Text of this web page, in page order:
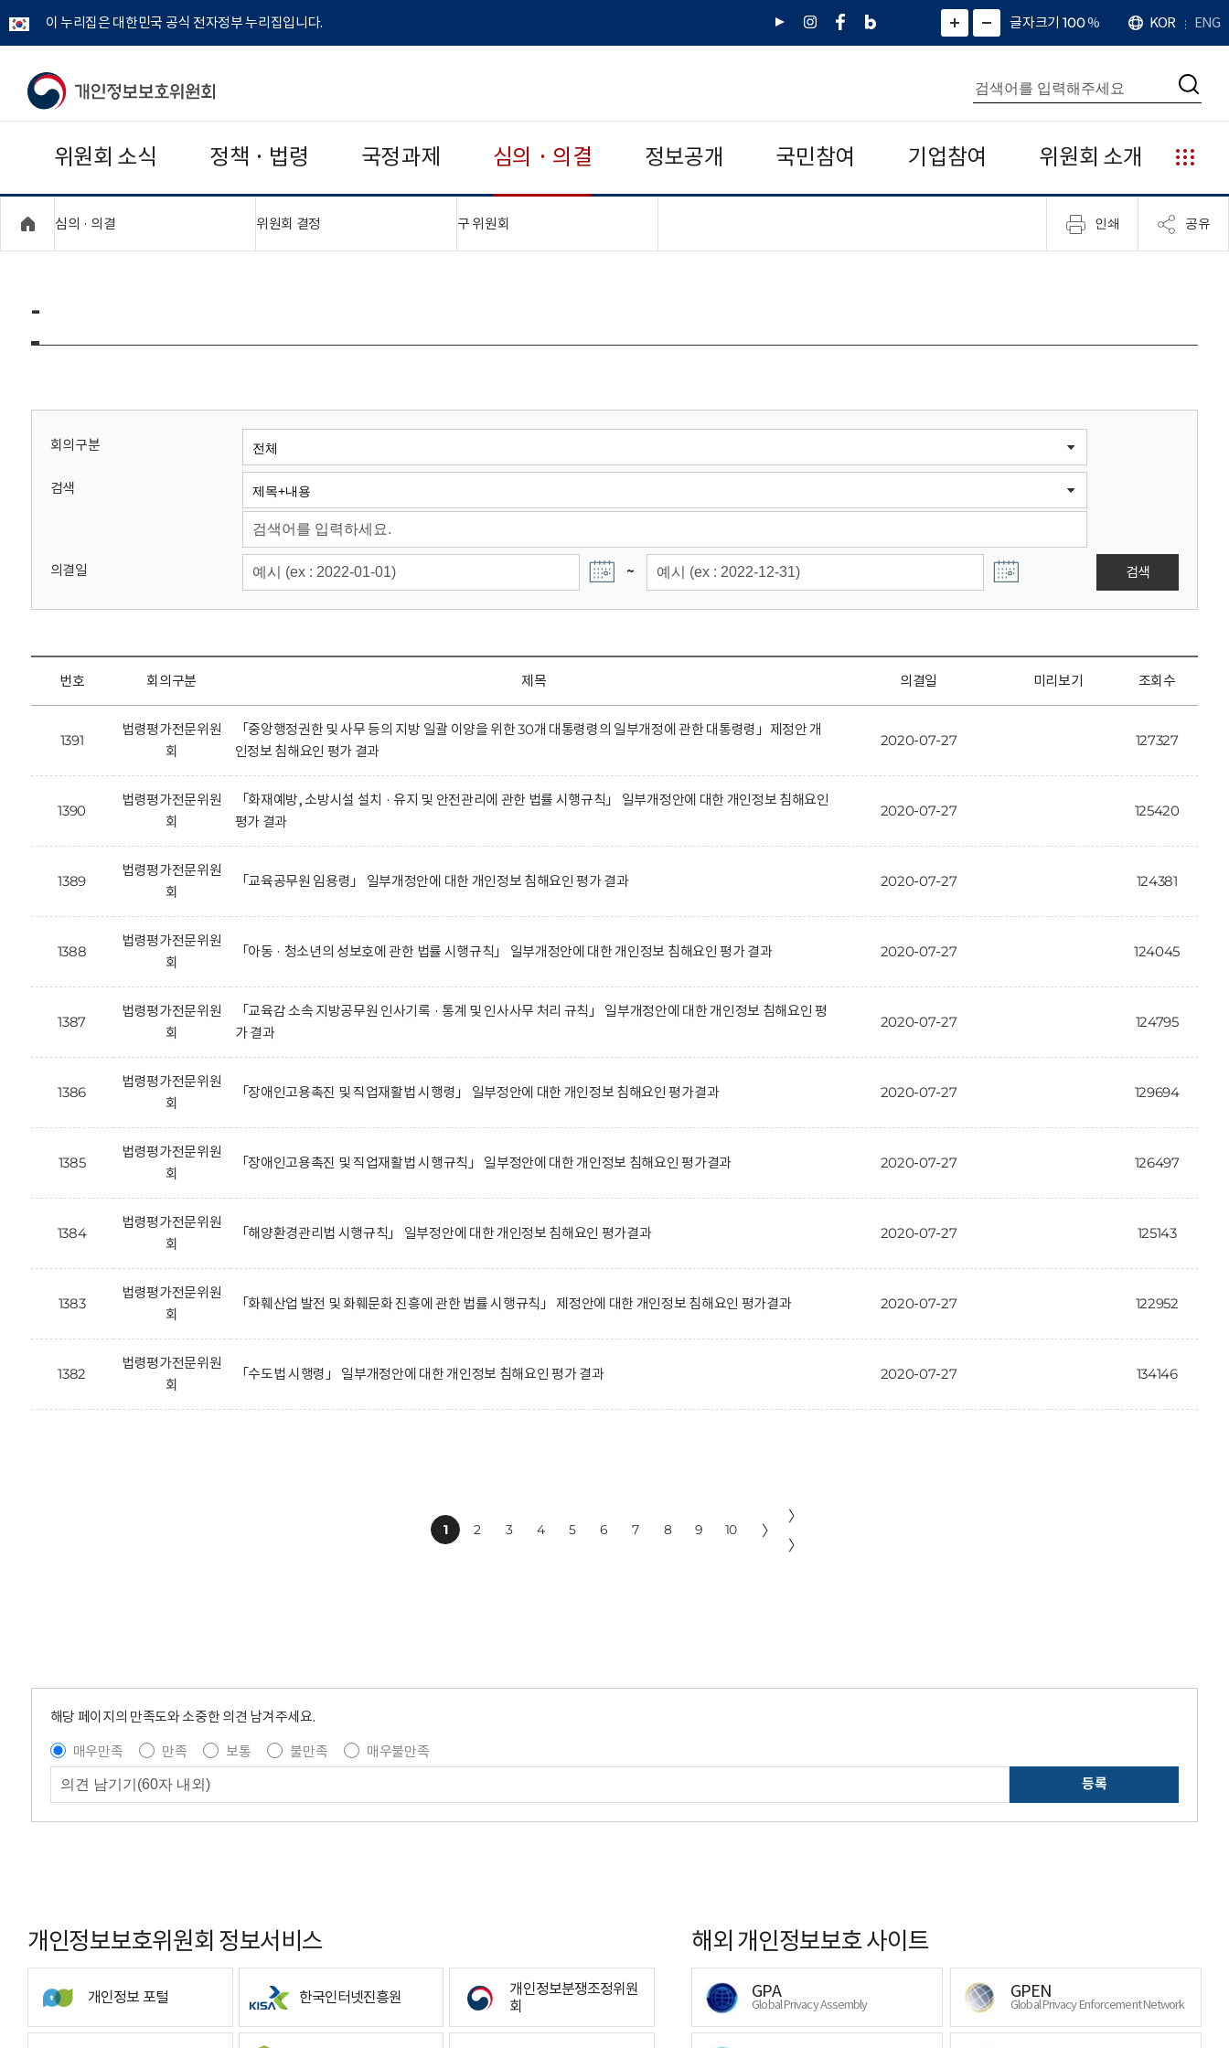
이 누리집은 대한민국 공식 전자정부 누리집입니다.
유
인
페
네
그
)
화
면
면
소
확
대
치
글자크기 100%
언
어
KOR ENG
개
보
보
위
회
통
합
검
색
검
위원회 소식 정책 · 법령 국정과제 심의 · 의결 정보공개 국민참여 기업참여 위원회 소개
누
리
집
안
심의 · 의결 위원회 결정 구 위원회 인쇄 공유
-
회의구분
검색
의결일 ~ 검색
번호 회의구분 제목 의결일 미리보기 조회수
1391
법령평가전문위원
회
「중앙행정권한 및 사무 등의 지방 일괄 이양을 위한 30개 대통령령의 일부개정에 관한 대통령령」제정안 개
인정보 침해요인 평가 결과
2020-07-27 127327
1390
법령평가전문위원
회
「화재예방, 소방시설 설치 · 유지 및 안전관리에 관한 법률 시행규칙」 일부개정안에 대한 개인정보 침해요인
평가 결과
2020-07-27 125420
1389
법령평가전문위원
회
「교육공무원 임용령」 일부개정안에 대한 개인정보 침해요인 평가 결과 2020-07-27 124381
1388
법령평가전문위원
회
「아동 · 청소년의 성보호에 관한 법률 시행규칙」 일부개정안에 대한 개인정보 침해요인 평가 결과 2020-07-27 124045
1387
법령평가전문위원
회
「교육감 소속 지방공무원 인사기록 · 통계 및 인사사무 처리 규칙」 일부개정안에 대한 개인정보 침해요인 평
가 결과
2020-07-27 124795
1386
법령평가전문위원
회
「장애인고용촉진 및 직업재활법 시행령」 일부정안에 대한 개인정보 침해요인 평가결과 2020-07-27 129694
1385
법령평가전문위원
회
「장애인고용촉진 및 직업재활법 시행규칙」 일부정안에 대한 개인정보 침해요인 평가결과 2020-07-27 126497
1384
법령평가전문위원
회
「해양환경관리법 시행규칙」 일부정안에 대한 개인정보 침해요인 평가결과 2020-07-27 125143
1383
법령평가전문위원
회
「화훼산업 발전 및 화훼문화 진흥에 관한 법률 시행규칙」 제정안에 대한 개인정보 침해요인 평가결과 2020-07-27 122952
1382
법령평가전문위원
회
「수도법 시행령」 일부개정안에 대한 개인정보 침해요인 평가 결과 2020-07-27 134146
1 2 3 4 5 6 7 8 9 10 〉
〉
〉
해당 페이지의 만족도와 소중한 의견 남겨주세요.
매우만족
만족 보통 불만족
매우불만족
등록
개인정보보호위원회 정보서비스
개인정보 포털 한국인터넷진흥원
개인정보분쟁조정위원
회
해외 개인정보보호 사이트
GPA
Global Privacy Assembly
GPEN
Global Privacy Enforcement Network